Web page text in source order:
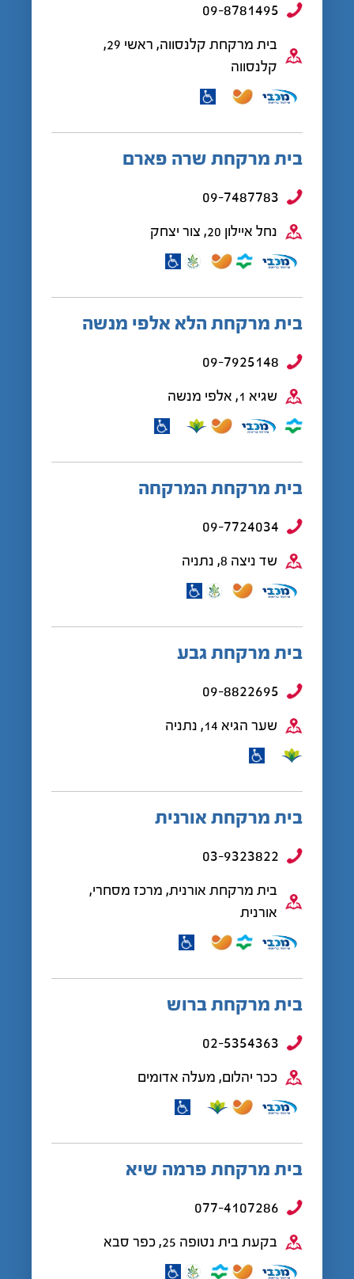
09-8781495
בית מרקחת קלנסווה, ראשי 29,
קלנסווה
בית מרקחת שרה פארם
09-7487783
נחל איילון 20, צור יצחק
בית מרקחת הלא אלפי מנשה
09-7925148
שגיא 1, אלפי מנשה
בית מרקחת המרקחה
09-7724034
שד ניצה 8, נתניה
בית מרקחת גבע
09-8822695
שער הגיא 14, נתניה
בית מרקחת אורנית
03-9323822
בית מרקחת אורנית, מרכז מסחרי,
אורנית
בית מרקחת ברוש
02-5354363
ככר יהלום, מעלה אדומים
בית מרקחת פרמה שיא
077-4107286
בקעת בית נטופה 25, כפר סבא